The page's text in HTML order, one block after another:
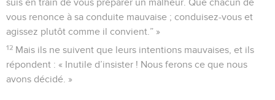
suis en train de vous préparer un malheur. Que chacun de
vous renonce à sa conduite mauvaise ; conduisez-vous et
agissez plutôt comme il convient.” »
12 Mais ils ne suivent que leurs intentions mauvaises, et ils
répondent : « Inutile d’insister ! Nous ferons ce que nous
avons décidé. »